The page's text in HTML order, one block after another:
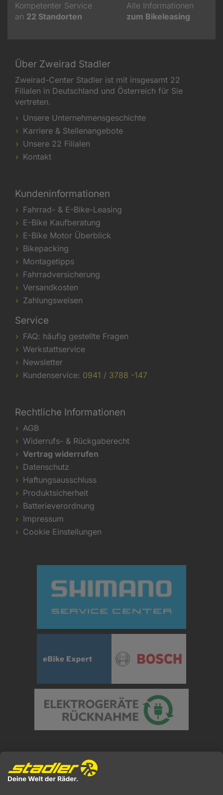
Kompetenter Service
an 22 Standorten
Alle Informationen
zum Bikeleasing
Über Zweirad Stadler
Zweirad-Center Stadler ist mit insgesamt 22
Filialen in Deutschland und Österreich für Sie
vertreten.
Unsere Unternehmensgeschichte
Karriere & Stellenangebote
Unsere 22 Filialen
Kontakt
Kundeninformationen
Fahrrad- & E-Bike-Leasing
E-Bike Kaufberatung
E-Bike Motor Überblick
Bikepacking
Montagetipps
Fahrradversicherung
Versandkosten
Zahlungsweisen
Service
FAQ: häufig gestellte Fragen
Werkstattservice
Newsletter
Kundenservice: 0941 / 3788 -147
Rechtliche Informationen
AGB
Widerrufs- & Rückgaberecht
Vertrag widerrufen
Datenschutz
Haftungsausschluss
Produktsicherheit
Batterieverordnung
Impressum
Cookie Einstellungen